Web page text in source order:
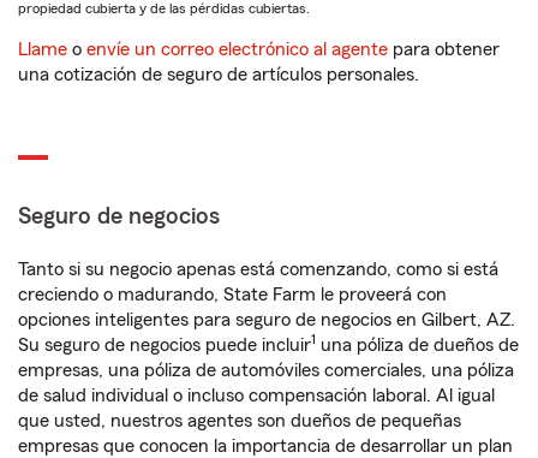
propiedad cubierta y de las pérdidas cubiertas.
Llame o envíe un correo electrónico al agente para obtener
una cotización de seguro de artículos personales.
Seguro de negocios
Tanto si su negocio apenas está comenzando, como si está
creciendo o madurando, State Farm le proveerá con
opciones inteligentes para seguro de negocios en Gilbert, AZ.
Su seguro de negocios puede incluir1 una póliza de dueños de
empresas, una póliza de automóviles comerciales, una póliza
de salud individual o incluso compensación laboral. Al igual
que usted, nuestros agentes son dueños de pequeñas
empresas que conocen la importancia de desarrollar un plan